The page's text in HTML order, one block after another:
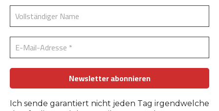
Ich sende garantiert nicht jeden Tag irgendwelche